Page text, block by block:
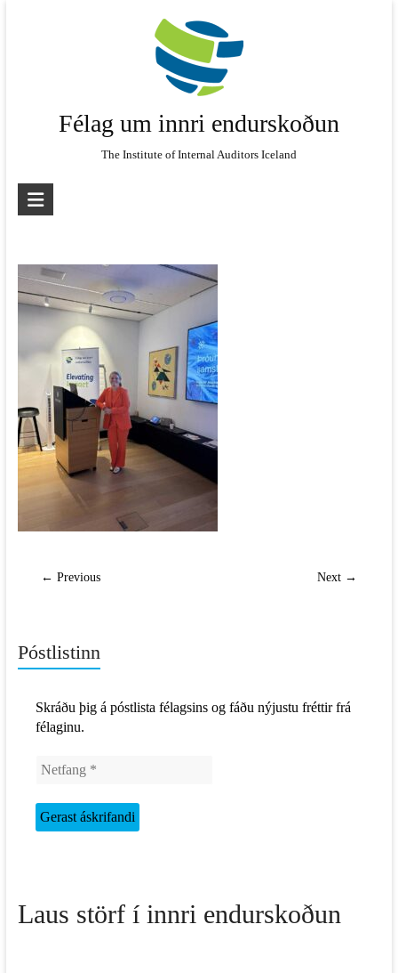
Félag um innri endurskoðun
The Institute of Internal Auditors Iceland
← Previous Next →
Póstlistinn
Skráðu þig á póstlista félagsins og fáðu nýjustu fréttir frá
félaginu.
Laus störf í innri endurskoðun